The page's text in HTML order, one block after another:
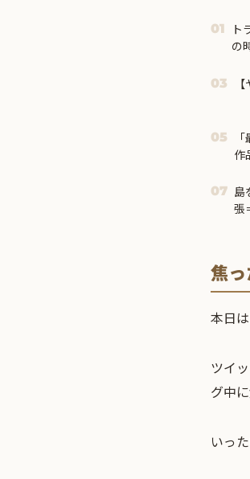
01
ト
の
03
05
作
07 島
張
焦
本日
ツイ
グ中
いっ